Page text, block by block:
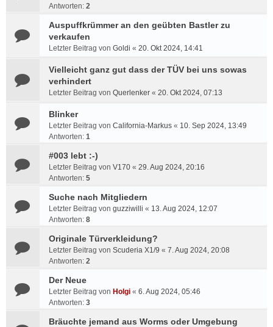
Antworten: 2
Auspuffkrümmer an den geübten Bastler zu
verkaufen
Letzter Beitrag von Goldi « 20. Okt 2024, 14:41
Vielleicht ganz gut dass der TÜV bei uns sowas
verhindert
Letzter Beitrag von Querlenker « 20. Okt 2024, 07:13
Blinker
Letzter Beitrag von California-Markus « 10. Sep 2024, 13:49
Antworten: 1
#003 lebt :-)
Letzter Beitrag von V170 « 29. Aug 2024, 20:16
Antworten: 5
Suche nach Mitgliedern
Letzter Beitrag von guzziwilli « 13. Aug 2024, 12:07
Antworten: 8
Originale Türverkleidung?
Letzter Beitrag von Scuderia X1/9 « 7. Aug 2024, 20:08
Antworten: 2
Der Neue
Letzter Beitrag von Holgi « 6. Aug 2024, 05:46
Antworten: 3
Bräuchte jemand aus Worms oder Umgebung